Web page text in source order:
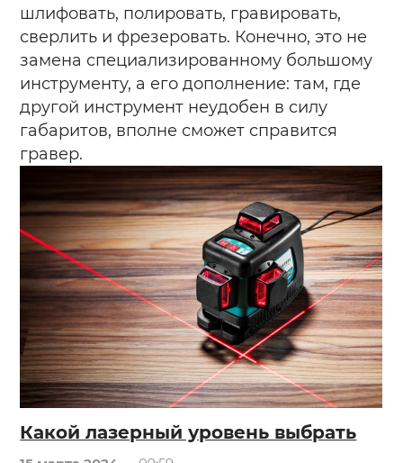
шлифовать, полировать, гравировать,
сверлить и фрезеровать. Конечно, это не
замена специализированному большому
инструменту, а его дополнение: там, где
другой инструмент неудобен в силу
габаритов, вполне сможет справится
гравер.
Какой лазерный уровень выбрать